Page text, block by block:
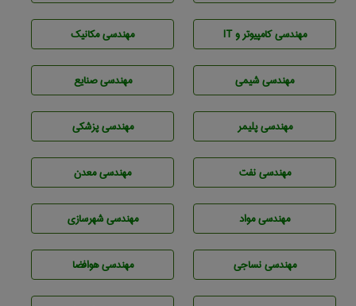
مهندسی كامپيوتر و IT مهندسی مکانیک
مهندسي شيمی مهندسی صنايع
مهندسی پليمر مهندسی پزشکی
مهندسی نفت مهندسی معدن
مهندسی مواد مهندسی شهرسازی
مهندسي نساجی مهندسی هوافضا